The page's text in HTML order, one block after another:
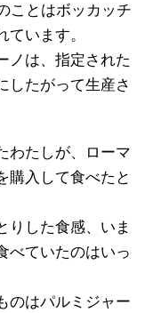
ことはボッカッチ
います。
ノは、指定された
したがって生産さ
わたしが、ローマ
購入して食べたと
りした食感、いま
べていたのはいっ
のはパルミジャー